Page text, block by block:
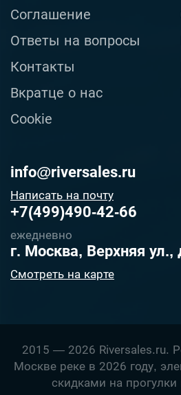
Соглашение
Ответы на вопросы
Контакты
Вкратце о нас
Cookie
info@riversales.ru
Написать на почту
+7(499)490-42-66
ежедневно
г. Москва, Верхняя ул.,
Смотреть на карте
2015 — 2026 Riversales.ru.
Москве реке в 2026 году,
скидками на прогулки